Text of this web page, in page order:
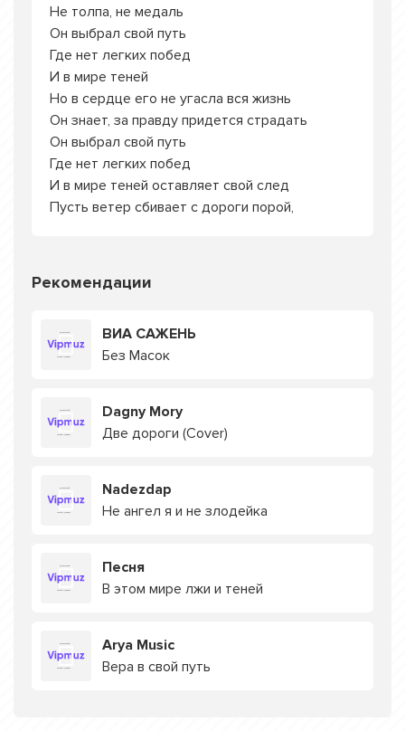
Не толпа, не медаль
Он выбрал свой путь
Где нет легких побед
И в мире теней
Но в сердце его не угасла вся жизнь
Он знает, за правду придется страдать
Он выбрал свой путь
Где нет легких побед
И в мире теней оставляет свой след
Пусть ветер сбивает с дороги порой,
Рекомендации
ВИА САЖЕНЬ
Без Масок
Dagny Mory
Две дороги (Cover)
Nadezdap
Не ангел я и не злодейка
Песня
В этом мире лжи и теней
Arya Music
Вера в свой путь